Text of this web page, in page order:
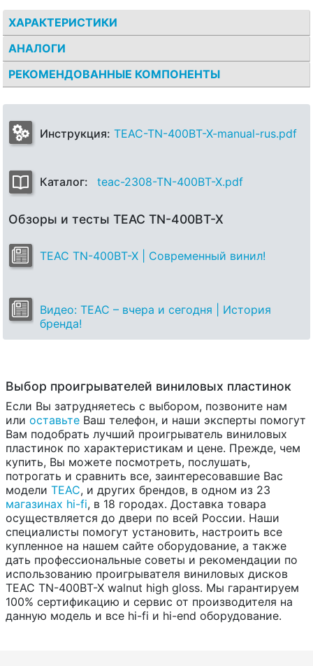
ХАРАКТЕРИСТИКИ
АНАЛОГИ
РЕКОМЕНДОВАННЫЕ КОМПОНЕНТЫ
Инструкция: TEAC-TN-400BT-X-manual-rus.pdf
Каталог: teac-2308-TN-400BT-X.pdf
Обзоры и тесты TEAC TN-400BT-X
TEAC TN-400BT-X | Современный винил!
Видео: TEAC – вчера и сегодня | История
бренда!
Выбор проигрывателей виниловых пластинок
Если Вы затрудняетесь с выбором, позвоните нам
или оставьте Ваш телефон, и наши эксперты помогут
Вам подобрать лучший проигрыватель виниловых
пластинок по характеристикам и цене. Прежде, чем
купить, Вы можете посмотреть, послушать,
потрогать и сравнить все, заинтересовавшие Вас
модели TEAC, и других брендов, в одном из 23
магазинах hi-fi, в 18 городах. Доставка товара
осуществляется до двери по всей России. Наши
специалисты помогут установить, настроить все
купленное на нашем сайте оборудование, а также
дать профессиональные советы и рекомендации по
использованию проигрывателя виниловых дисков
TEAC TN-400BT-X walnut high gloss. Мы гарантируем
100% сертификацию и сервис от производителя на
данную модель и все hi-fi и hi-end оборудование.